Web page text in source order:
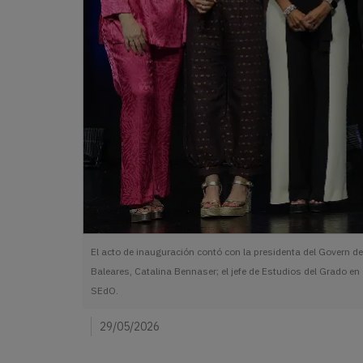
El acto de inauguración contó con la presidenta del Govern
Baleares, Catalina Bennaser; el jefe de Estudios del Grado
SEdO.
29/05/2026